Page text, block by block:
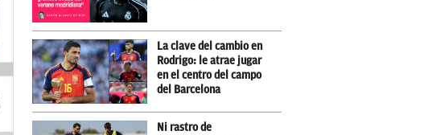
La clave del cambio en
Rodrigo: le atrae jugar
en el centro del campo
del Barcelona
Ni rastro de